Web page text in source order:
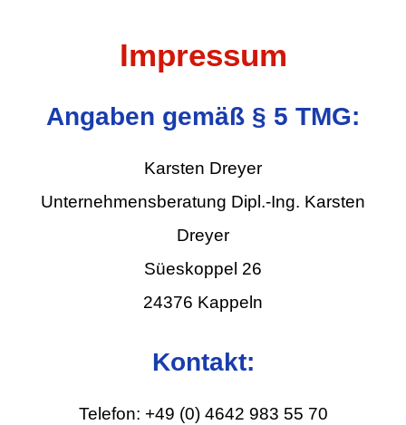
Impressum
Angaben gemäß § 5 TMG:
Karsten Dreyer
Unternehmensberatung Dipl.-Ing. Karsten
Dreyer
Süeskoppel 26
24376 Kappeln
Kontakt:
Telefon: +49 (0) 4642 983 55 70